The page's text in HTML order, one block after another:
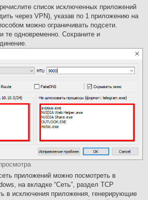
список исключенных приложений
через VPN), указав по 1 приложению на
можно ограничивать подсети.
те одновременно. Сохраните и
приложений можно посмотреть в
на вкладке “Cеть”, раздел TCP
в исключения приложения, генерирующие